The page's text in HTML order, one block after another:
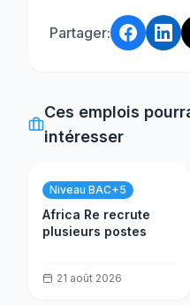
Partager:
Ces emplois
intéresser
Niveau BAC+5
Africa Re recrute
plusieurs postes
21 août 2026